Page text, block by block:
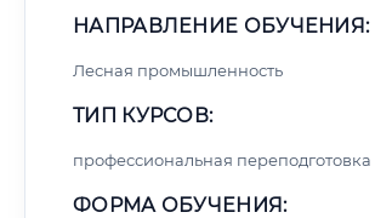
НАПРАВЛЕНИЕ ОБУЧЕНИЯ:
Лесная промышленность
ТИП КУРСОВ:
профессиональная переподготовка
ФОРМА ОБУЧЕНИЯ: